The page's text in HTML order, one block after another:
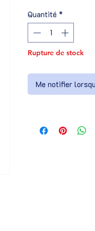
Quantité *
Rupture de stock
Me notifier